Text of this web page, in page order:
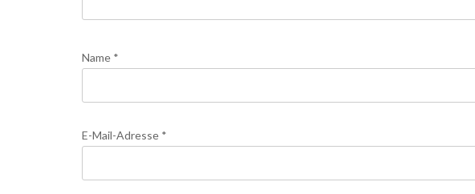
Name *
E-Mail-Adresse *